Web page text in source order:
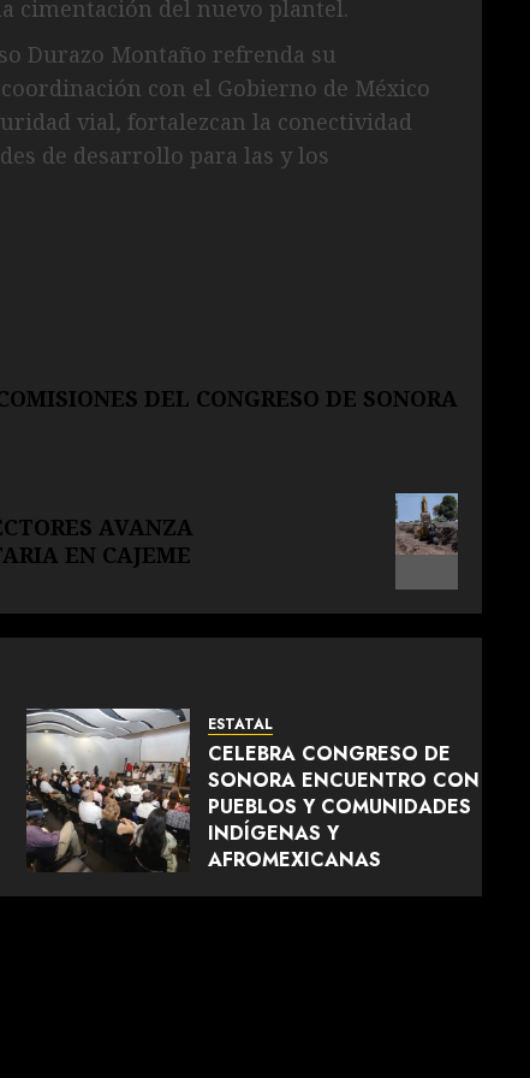
cimentación del nuevo plantel.
Durazo Montaño refrenda su
con el Gobierno de México
vial, fortalezcan la conectividad
de desarrollo para las y los
DEL CONGRESO DE SONORA
AVANZA
EN CAJEME
ESTATAL
CELEBRA CONGRESO DE
SONORA ENCUENTRO CON
PUEBLOS Y COMUNIDADES
INDÍGENAS Y
AFROMEXICANAS
AGOSTO 8, 2026 0